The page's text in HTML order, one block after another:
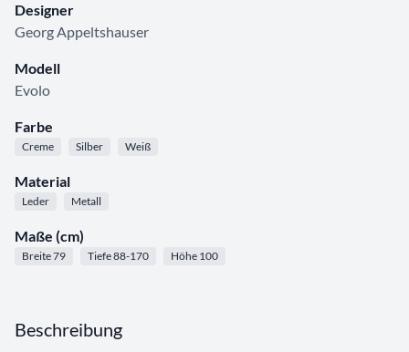
Designer
Georg Appeltshauser
Modell
Evolo
Farbe
Creme Silber Weiß
Material
Leder Metall
Maße (cm)
Breite 79 Tiefe 88-170 Höhe 100
Beschreibung